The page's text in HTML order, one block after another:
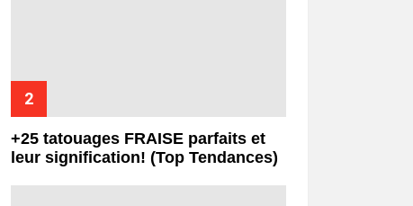
+25 tatouages ​​FRAISE parfaits et
leur signification! (Top Tendances)